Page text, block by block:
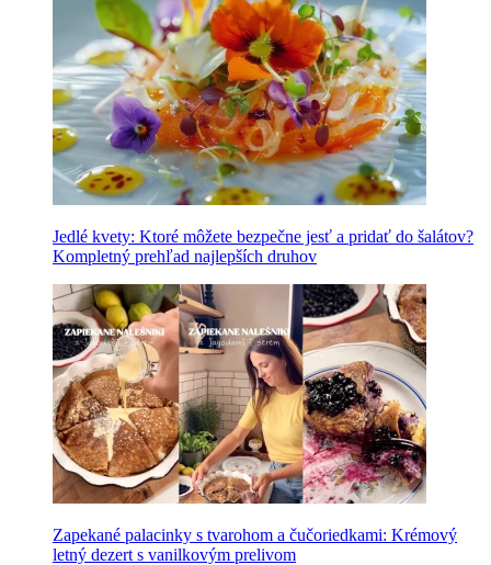
Jedlé kvety: Ktoré môžete bezpečne jesť a pridať do šalátov?
Kompletný prehľad najlepších druhov
Zapekané palacinky s tvarohom a čučoriedkami: Krémový
letný dezert s vanilkovým prelivom